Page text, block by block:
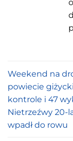
Weekend na
powiecie
kontrole i 47
Nietrzeźwy 20-
wpadł do rowu